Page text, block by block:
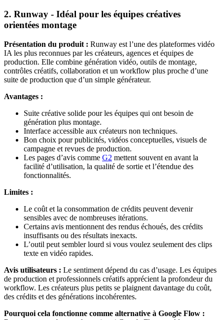
2. Runway - Idéal pour les équipes créatives
orientées montage
Présentation du produit : Runway est l’une des plateformes vidéo
IA les plus reconnues par les créateurs, agences et équipes de
production. Elle combine génération vidéo, outils de montage,
contrôles créatifs, collaboration et un workflow plus proche d’une
suite de production que d’un simple générateur.
Avantages :
Suite créative solide pour les équipes qui ont besoin de
génération plus montage.
Interface accessible aux créateurs non techniques.
Bon choix pour publicités, vidéos conceptuelles, visuels de
campagne et revues de production.
Les pages d’avis comme G2 mettent souvent en avant la
facilité d’utilisation, la qualité de sortie et l’étendue des
fonctionnalités.
Limites :
Le coût et la consommation de crédits peuvent devenir
sensibles avec de nombreuses itérations.
Certains avis mentionnent des rendus échoués, des crédits
insuffisants ou des résultats inexacts.
L’outil peut sembler lourd si vous voulez seulement des clips
texte en vidéo rapides.
Avis utilisateurs : Le sentiment dépend du cas d’usage. Les équipes
de production et professionnels créatifs apprécient la profondeur du
workflow. Les créateurs plus petits se plaignent davantage du coût,
des crédits et des générations incohérentes.
Pourquoi cela fonctionne comme alternative à Google Flow :